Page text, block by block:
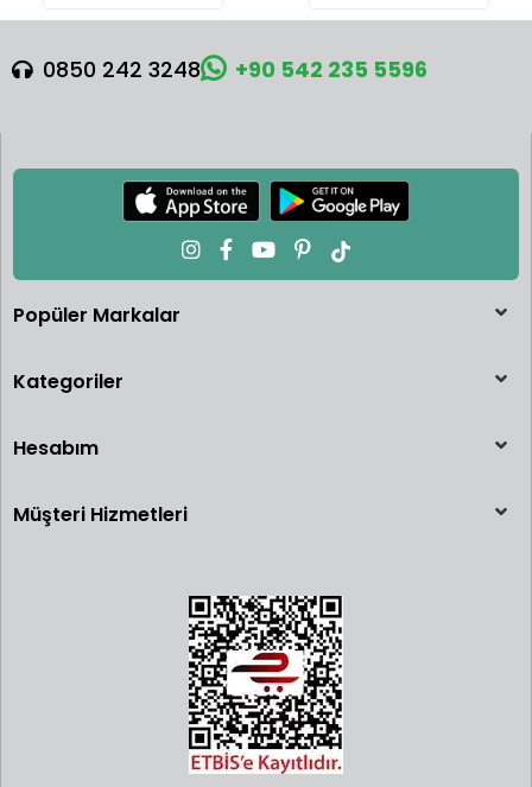
0850 242 3248 +90 542 235 5596
Popüler Markalar
Kategoriler
Hesabım
Müşteri Hizmetleri